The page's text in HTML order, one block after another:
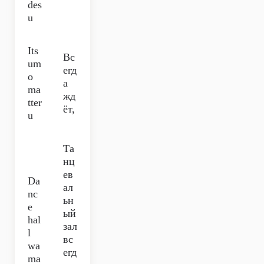
des
u
Its
um
o
ma
tter
u
Вс
егд
а
жд
ёт,
Da
nc
e
hal
l
wa
ma
Та
нц
ев
ал
ьн
ый
зал
вс
егд